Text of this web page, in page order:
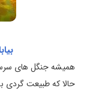
همیشه جنگل های
حالا که طبیعت گردی